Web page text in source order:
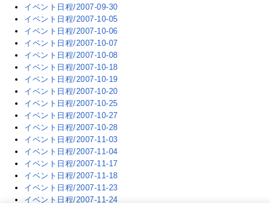
イベント日程/2007-09-30
イベント日程/2007-10-05
イベント日程/2007-10-06
イベント日程/2007-10-07
イベント日程/2007-10-08
イベント日程/2007-10-18
イベント日程/2007-10-19
イベント日程/2007-10-20
イベント日程/2007-10-25
イベント日程/2007-10-27
イベント日程/2007-10-28
イベント日程/2007-11-03
イベント日程/2007-11-04
イベント日程/2007-11-17
イベント日程/2007-11-18
イベント日程/2007-11-23
イベント日程/2007-11-24